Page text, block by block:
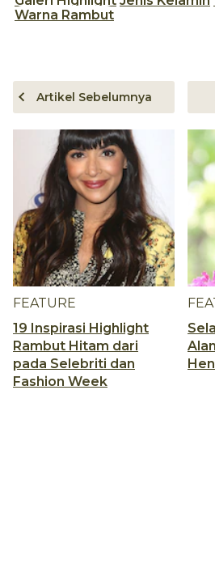
Warna Rambut
FEATURE
19 Inspirasi Highlight
Rambut Hitam dari
pada Selebriti dan
Fashion Week
Artikel Sebelumnya